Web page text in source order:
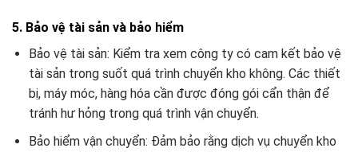
5. Bảo vệ tài sản và bảo hiểm
Bảo vệ tài sản: Kiểm tra xem công ty có cam kết bảo vệ
tài sản trong suốt quá trình chuyển kho không. Các thiết
bị, máy móc, hàng hóa cần được đóng gói cẩn thận để
tránh hư hỏng trong quá trình vận chuyển.
Bảo hiểm vận chuyển: Đảm bảo rằng dịch vụ chuyển kho